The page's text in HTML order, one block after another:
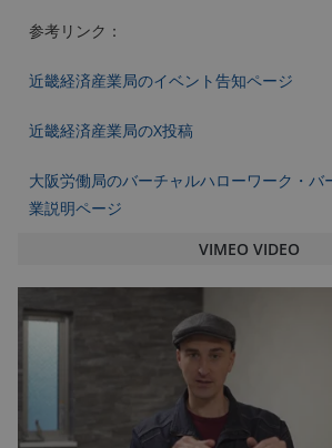
参考リンク：
近畿経済産業局のイベント告知ページ
近畿経済産業局のX投稿
大阪労働局のバーチャルハローワーク・バ
業説明ページ
VIMEO VIDEO